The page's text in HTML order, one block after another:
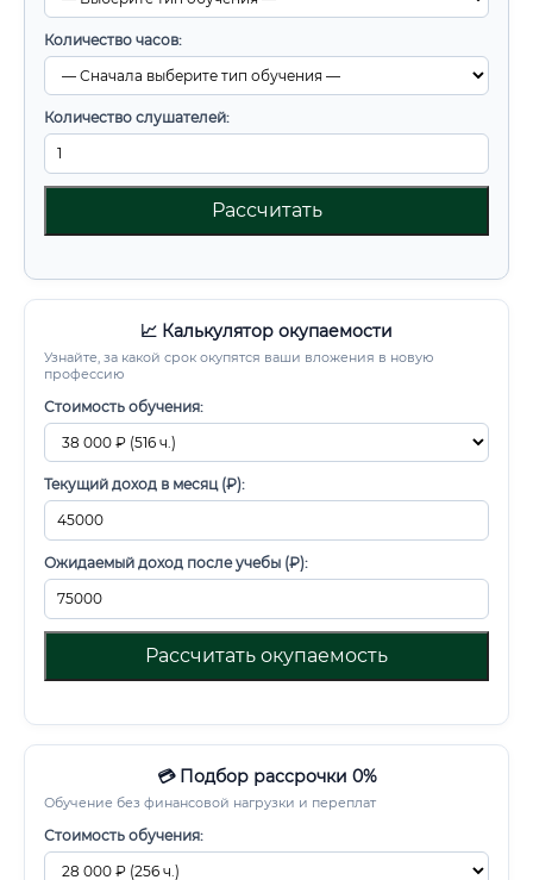
Количество часов:
Количество слушателей:
Рассчитать
📈 Калькулятор окупаемости
Узнайте, за какой срок окупятся ваши вложения в новую
профессию
Стоимость обучения:
Текущий доход в месяц (₽):
Ожидаемый доход после учебы (₽):
Рассчитать окупаемость
💳 Подбор рассрочки 0%
Обучение без финансовой нагрузки и переплат
Стоимость обучения: